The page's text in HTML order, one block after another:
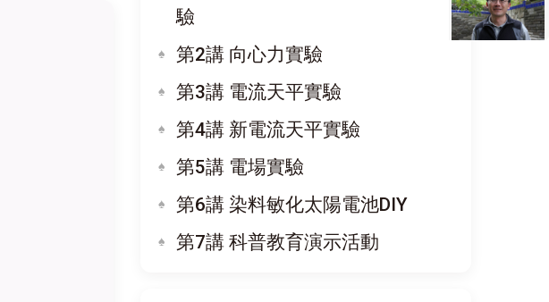
驗
第2講 向心力實驗
第3講 電流天平實驗
第4講 新電流天平實驗
第5講 電場實驗
第6講 染料敏化太陽電池DIY
第7講 科普教育演示活動